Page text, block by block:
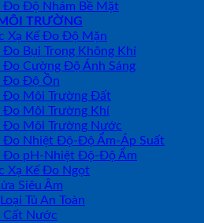
Đo Độ Nhám Bề Mặt
TRƯỜNG
Xạ Kế Đo Độ Mặn
Đo Bụi Trong Không Khí
Đo Cường Độ Ánh Sáng
Đo Độ Ồn
Đo Môi Trường Đất
Đo Môi Trường Khí
Đo Môi Trường Nước
Đo Nhiệt Độ-Độ Ẩm-Áp Suất
Đo pH-Nhiệt Độ-Độ Ẩm
Xạ Kế Đo Ngọt
Siêu Âm
Tủ An Toàn
Cất Nước